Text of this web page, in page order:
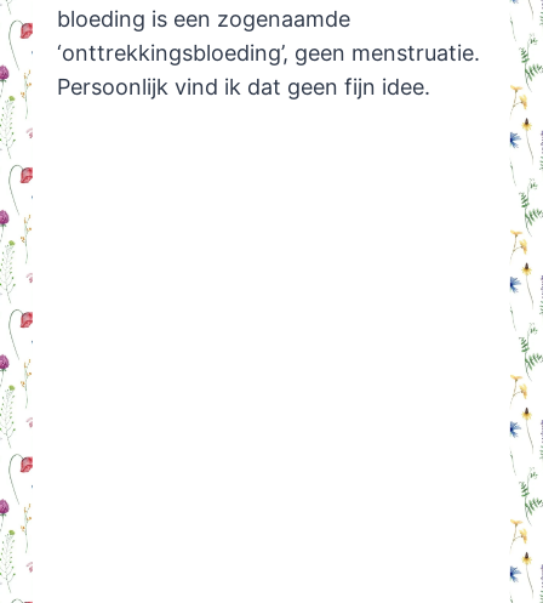
bloeding is een zogenaamde
‘onttrekkingsbloeding’, geen menstruatie.
Persoonlijk vind ik dat geen fijn idee.